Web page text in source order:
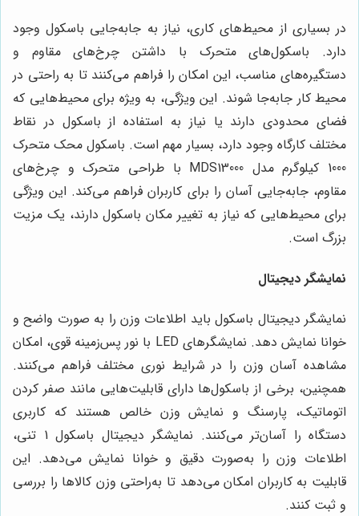
در بسیاری از محیط‌های کاری، نیاز به جابه‌جایی باسکول وجود
دارد. باسکول‌های متحرک با داشتن چرخ‌های مقاوم و
دستگیره‌های مناسب، این امکان را فراهم می‌کنند تا به راحتی در
محیط کار جابه‌جا شوند. این ویژگی، به ویژه برای محیط‌هایی که
فضای محدودی دارند یا نیاز به استفاده از باسکول در نقاط
مختلف کارگاه وجود دارد، بسیار مهم است. باسکول محک متحرک
1000 کیلوگرم مدل MDS13000 با طراحی متحرک و چرخ‌های
مقاوم، جابه‌جایی آسان را برای کاربران فراهم می‌کند. این ویژگی
برای محیط‌هایی که نیاز به تغییر مکان باسکول دارند، یک مزیت
بزرگ است.
نمایشگر دیجیتال
نمایشگر دیجیتال باسکول باید اطلاعات وزن را به صورت واضح و
خوانا نمایش دهد. نمایشگرهای LED با نور پس‌زمینه قوی، امکان
مشاهده آسان وزن را در شرایط نوری مختلف فراهم می‌کنند.
همچنین، برخی از باسکول‌ها دارای قابلیت‌هایی مانند صفر کردن
اتوماتیک، پارسنگ و نمایش وزن خالص هستند که کاربری
دستگاه را آسان‌تر می‌کنند. نمایشگر دیجیتال باسکول 1 تنی،
اطلاعات وزن را به‌صورت دقیق و خوانا نمایش می‌دهد. این
قابلیت به کاربران امکان می‌دهد تا به‌راحتی وزن کالاها را بررسی
و ثبت کنند.